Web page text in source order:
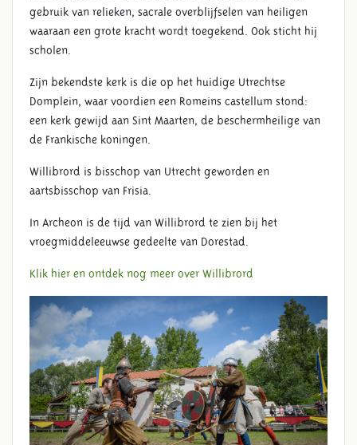
gebruik van relieken, sacrale overblijfselen van heiligen
waaraan een grote kracht wordt toegekend. Ook sticht hij
scholen.
Zijn bekendste kerk is die op het huidige Utrechtse
Domplein, waar voordien een Romeins castellum stond:
een kerk gewijd aan Sint Maarten, de beschermheilige van
de Frankische koningen.
Willibrord is bisschop van Utrecht geworden en
aartsbisschop van Frisia.
In Archeon is de tijd van Willibrord te zien bij het
vroegmiddeleeuwse gedeelte van Dorestad.
Klik hier en ontdek nog meer over Willibrord